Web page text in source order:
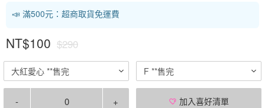
📣 滿500元：超商取貨免運費
NT$100 $290
大紅愛心 **售完 F **售完
- + 加入喜好清單